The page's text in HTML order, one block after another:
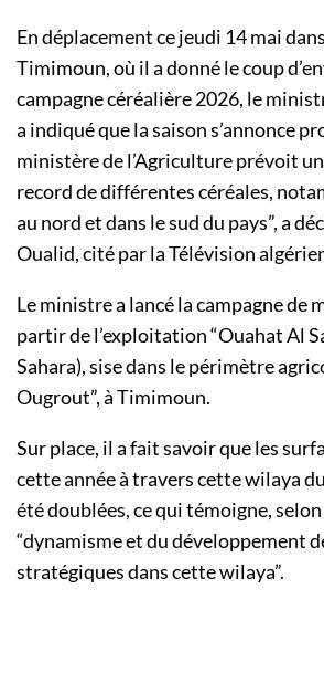
En déplacement ce jeudi 14 mai
Timimoun, où il a donné le coup
campagne céréalière 2026, le
a indiqué que la saison s’annonce
ministère de l’Agriculture prévoit
record de différentes céréales,
au nord et dans le sud du pays”, a
Oualid, cité par la Télévision
Le ministre a lancé la campagne de
partir de l’exploitation “Ouahat Al
Sahara), sise dans le périmètre
Ougrout”, à Timimoun.
Sur place, il a fait savoir que les
cette année à travers cette wilaya
été doublées, ce qui témoigne,
“dynamisme et du développement
stratégiques dans cette wilaya”.